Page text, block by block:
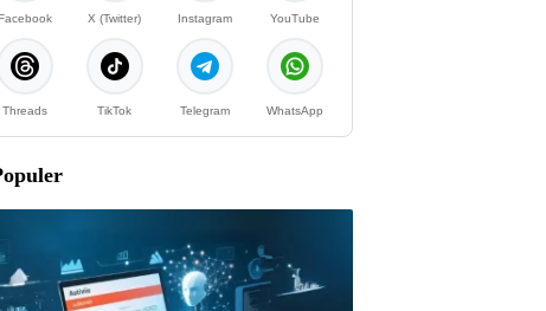
X (Twitter) Instagram YouTube
Threads TikTok Telegram WhatsApp